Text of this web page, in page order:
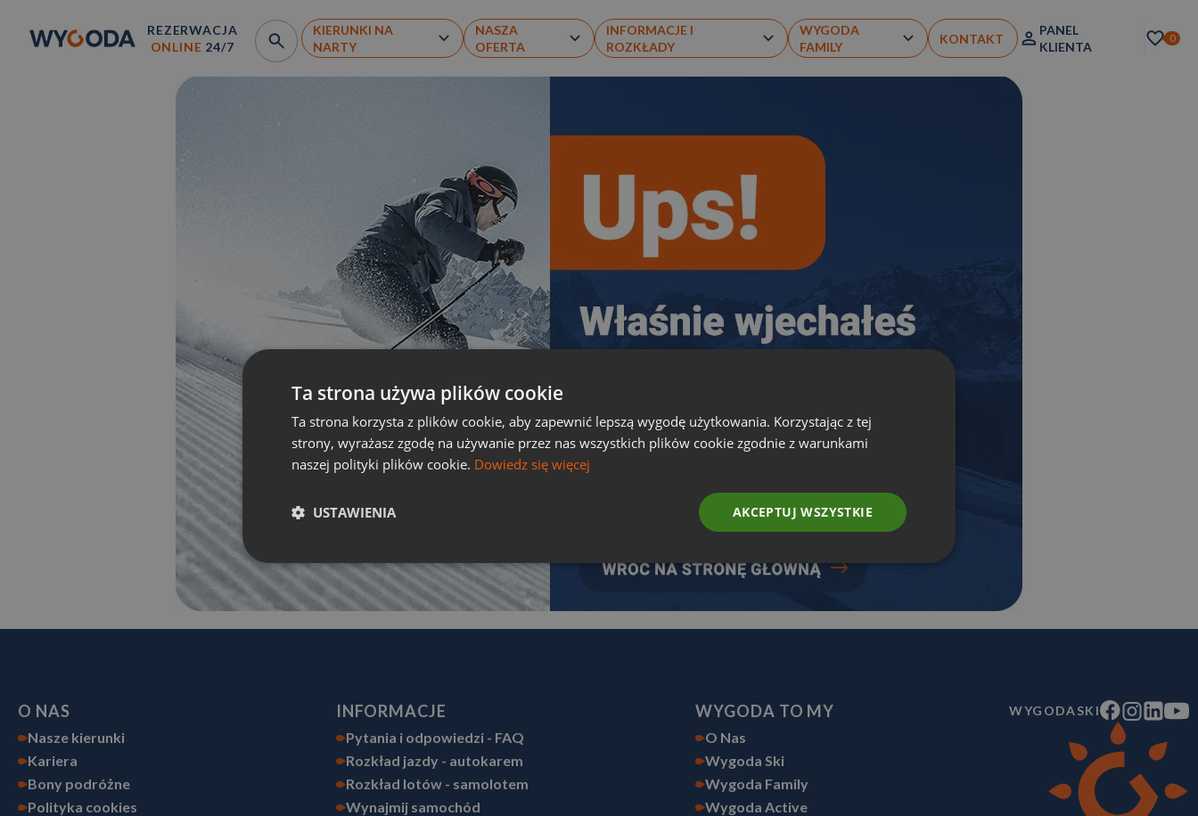
REZERWACJA
ONLINE 24/7
KIERUNKI NA
NARTY
NASZA
OFERTA
INFORMACJE I
ROZKŁADY
WYGODA
FAMILY
KONTAKT
PANEL
KLIENTA
0
O NAS
Nasze kierunki
Kariera
Bony podróżne
Polityka cookies
INFORMACJE
Pytania i odpowiedzi - FAQ
Rozkład jazdy - autokarem
Rozkład lotów - samolotem
Wynajmij samochód
WYGODA TO MY
O Nas
Wygoda Ski
Wygoda Family
Wygoda Active
WYGODASKI
Ta strona używa plików cookie
Ta strona korzysta z plików cookie, aby zapewnić lepszą wygodę użytkowania. Korzystając z tej
strony, wyrażasz zgodę na używanie przez nas wszystkich plików cookie zgodnie z warunkami
naszej polityki plików cookie. Dowiedz się więcej
AKCEPTUJ WSZYSTKIE
USTAWIENIA